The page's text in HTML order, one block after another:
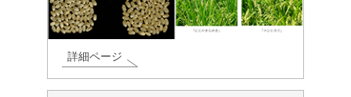
詳細ページ